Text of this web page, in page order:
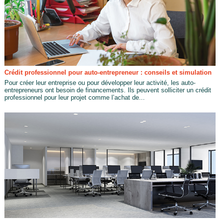
Crédit professionnel pour auto-entrepreneur : conseils et simulation
Pour créer leur entreprise ou pour développer leur activité, les auto-
entrepreneurs ont besoin de financements. Ils peuvent solliciter un crédit
professionnel pour leur projet comme l’achat de...